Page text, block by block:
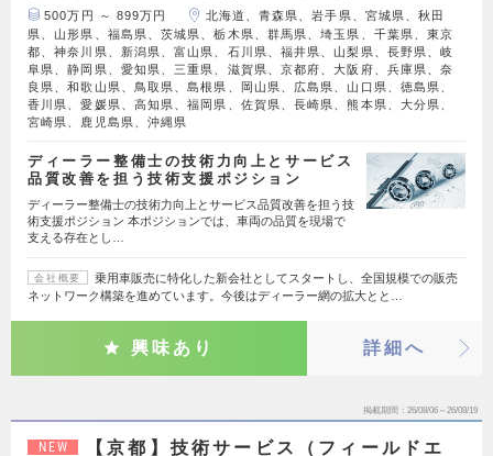
500万円 ～ 899万円
北海道、青森県、岩手県、宮城県、秋田
県、山形県、福島県、茨城県、栃木県、群馬県、埼玉県、千葉県、東京
都、神奈川県、新潟県、富山県、石川県、福井県、山梨県、長野県、岐
阜県、静岡県、愛知県、三重県、滋賀県、京都府、大阪府、兵庫県、奈
良県、和歌山県、鳥取県、島根県、岡山県、広島県、山口県、徳島県、
香川県、愛媛県、高知県、福岡県、佐賀県、長崎県、熊本県、大分県、
宮崎県、鹿児島県、沖縄県
ディーラー整備士の技術力向上とサービス
品質改善を担う技術支援ポジション
ディーラー整備士の技術力向上とサービス品質改善を担う技
術支援ポジション 本ポジションでは、車両の品質を現場で
支える存在とし…
会社概要
乗用車販売に特化した新会社としてスタートし、全国規模での販売
ネットワーク構築を進めています。今後はディーラー網の拡大とと…
興味あり 詳細へ
掲載期間 26/08/06～26/08/19
NEW
【京都】技術サービス（フィールドエ